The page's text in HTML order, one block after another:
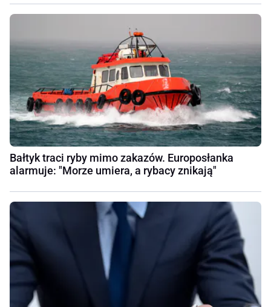
Bałtyk traci ryby mimo zakazów. Europosłanka
alarmuje: "Morze umiera, a rybacy znikają"